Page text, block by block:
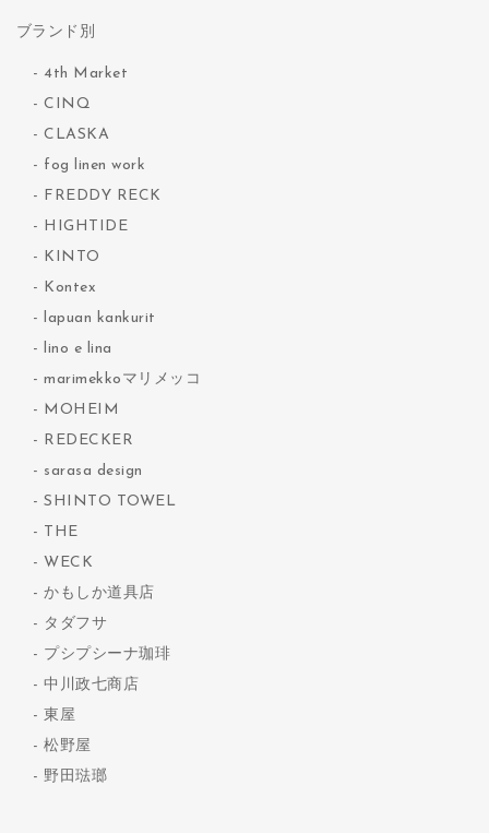
ブランド別
4th Market
CINQ
CLASKA
fog linen work
FREDDY RECK
HIGHTIDE
KINTO
Kontex
lapuan kankurit
lino e lina
marimekkoマリメッコ
MOHEIM
REDECKER
sarasa design
SHINTO TOWEL
THE
WECK
かもしか道具店
タダフサ
プシプシーナ珈琲
中川政七商店
東屋
松野屋
野田琺瑯